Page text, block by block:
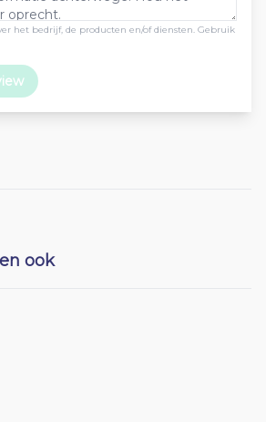
het bedrijf, de producten en/of diensten. Gebruik
ook